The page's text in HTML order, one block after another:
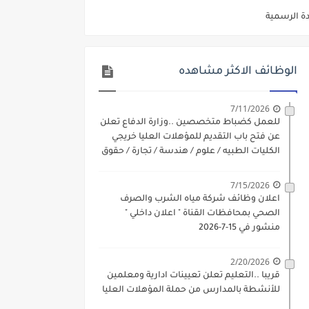
الكتروني بتاريخ 15-7-2026
/ تجارة / حقوق / زراعة / تربية / اداب / خدمة اجتماعية
9 يوليو 2026
والاوراق المطلوبة وكيفية التقديم
فني كهرباء / فني غلايات / فني غازات / فني سباك )
والتقديم حتي 17 يونيو 2026
الوظائف الاكثر مشاهده
7/11/2026
للعمل كضباط متخصصين ..وزارة الدفاع تعلن
عن فتح باب التقديم للمؤهلات العليا خريجي
الكليات الطبيه / علوم / هندسة / تجارة / حقوق
7/15/2026
اعلان وظائف شركة مياه الشرب والصرف
الصحي بمحافظات القناة " اعلان داخلي "
منشور في 15-7-2026
2/20/2026
قريبا ..التعليم تعلن تعيينات ادارية ومعلمين
للأنشطة بالمدارس من حملة المؤهلات العليا